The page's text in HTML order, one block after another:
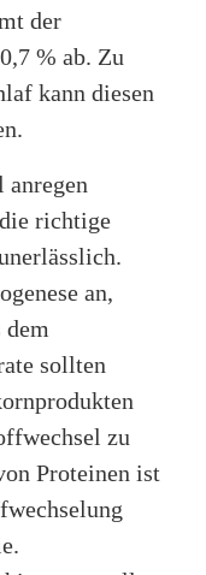
der
% ab. Zu
kann diesen
anregen
richtige
an,
dem
sollten
zu
Proteinen ist